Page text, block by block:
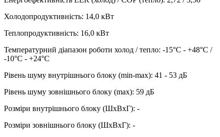
Холодопродуктивність: 14,0 кВт
Теплопродуктивність: 16,0 кВт
Температурний діапазон роботи холод / тепло: -15°С - +48°С /
-10°С - +24°С
Рівень шуму внутрішнього блоку (min-max): 41 - 53 дБ
Рівень шуму зовнішнього блоку (max): 59 дБ
Розміри внутрішнього блоку (ШхВхГ): -
Розміри зовнішнього блоку (ШхВхГ): -